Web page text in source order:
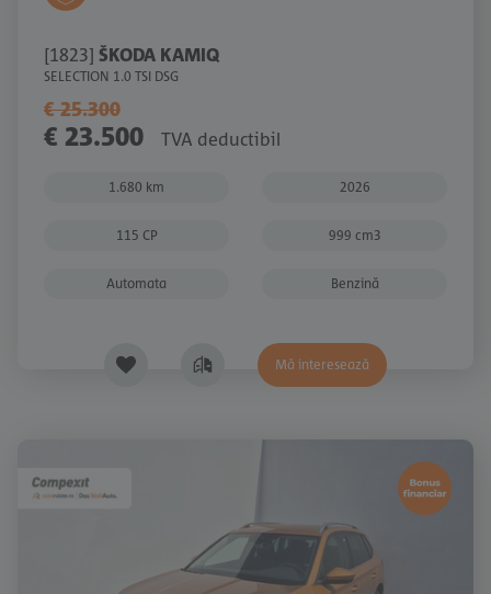
[1823] ŠKODA KAMIQ
SELECTION 1.0 TSI DSG
€ 25.300
€ 23.500 TVA deductibil
1.680 km 2026
115 CP 999 cm3
Automata Benzină
Mă interesează